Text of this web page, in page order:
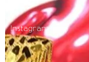
Instagram